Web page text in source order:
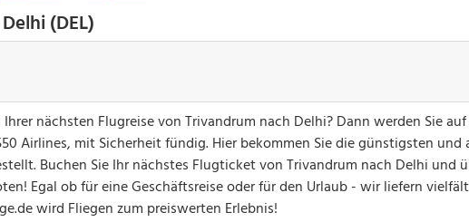
(DEL)
nächsten Flugreise von Trivandrum nach Delhi? Dann werden Sie
Airlines, mit Sicherheit fündig. Hier bekommen Sie die günstigsten und
Buchen Sie Ihr nächstes Flugticket von Trivandrum nach Delhi und
Egal ob für eine Geschäftsreise oder für den Urlaub - wir liefern
wird Fliegen zum preiswerten Erlebnis!